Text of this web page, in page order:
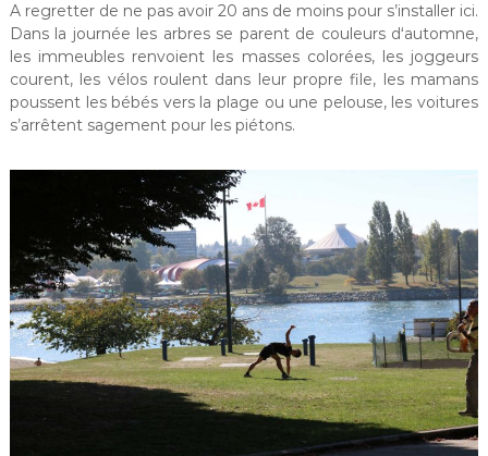
A regretter de ne pas avoir 20 ans de moins pour s’installer ici.
Dans la journée les arbres se parent de couleurs d‘automne,
les immeubles renvoient les masses colorées, les joggeurs
courent, les vélos roulent dans leur propre file, les mamans
poussent les bébés vers la plage ou une pelouse, les voitures
s’arrêtent sagement pour les piétons.